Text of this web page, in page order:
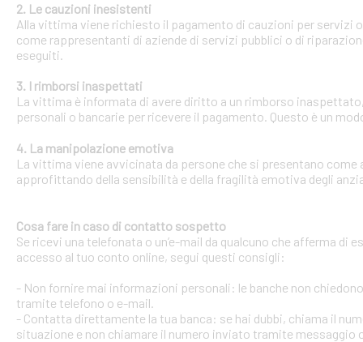
2. Le cauzioni inesistenti
Alla vittima viene richiesto il pagamento di cauzioni per
come rappresentanti di aziende di servizi pubblici o di
eseguiti.
3. I rimborsi inaspettati
La vittima è informata di avere diritto a un rimborso
personali o bancarie per ricevere il pagamento. Questo è un
4. La manipolazione emotiva
La vittima viene avvicinata da persone che si presentano
approfittando della sensibilità e della fragilità emotiva degli
Cosa fare in caso di contatto sospetto
Se ricevi una telefonata o un’e-mail da qualcuno che afferma di
accesso al tuo conto online, segui questi consigli:
- Non fornire mai informazioni personali: le banche non
tramite telefono o e-mail.
- Contatta direttamente la tua banca: se hai dubbi, chiama il
situazione e non chiamare il numero inviato tramite messaggio